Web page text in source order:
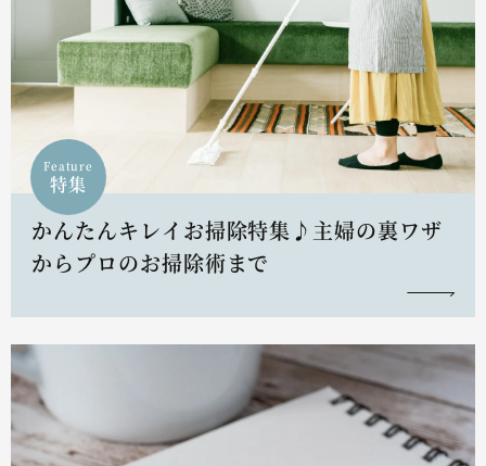
Feature
特集
かんたんキレイお掃除特集♪主婦の裏ワザ
からプロのお掃除術まで